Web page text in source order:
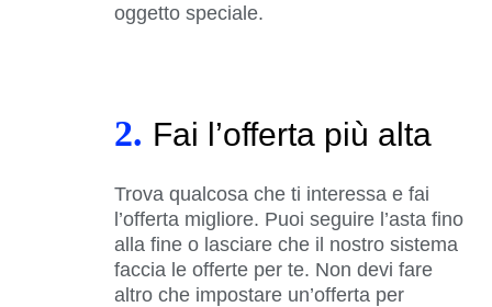
oggetto speciale.
2. Fai l’offerta più alta
Trova qualcosa che ti interessa e fai
l’offerta migliore. Puoi seguire l’asta fino
alla fine o lasciare che il nostro sistema
faccia le offerte per te. Non devi fare
altro che impostare un’offerta per